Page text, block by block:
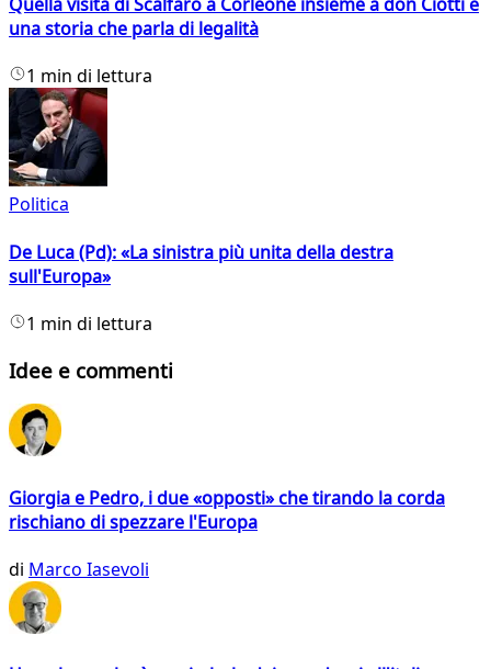
una storia che parla di legalità
1 min di lettura
Politica
De Luca (Pd): «La sinistra più unita della destra
sull'Europa»
1 min di lettura
Idee e commenti
Giorgia e Pedro, i due «opposti» che tirando la corda
rischiano di spezzare l'Europa
di Marco Iasevoli